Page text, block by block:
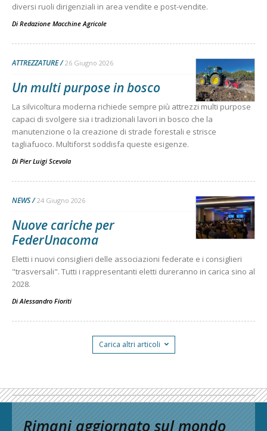
diversi ruoli dirigenziali in area vendite e post-vendite.
Di Redazione Macchine Agricole
ATTREZZATURE 26 Giugno 2026
Un multi purpose in bosco
La silvicoltura moderna richiede sempre più attrezzi multi purpose
capaci di svolgere sia i tradizionali lavori in bosco che la
manutenzione o la creazione di strade forestali e strisce
tagliafuoco. Multiforst soddisfa queste esigenze.
Di Pier Luigi Scevola
NEWS 24 Giugno 2026
Nuove cariche per
FederUnacoma
Eletti i nuovi consiglieri delle associazioni federate e i consiglieri
"trasversali". Tutti i rappresentanti eletti dureranno in carica sino al
2028.
Di Alessandro Fioriti
Carica altri articoli
Rimani aggiornato sul mondo